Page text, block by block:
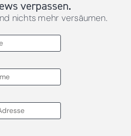
verpassen.
nichts mehr versäumen.